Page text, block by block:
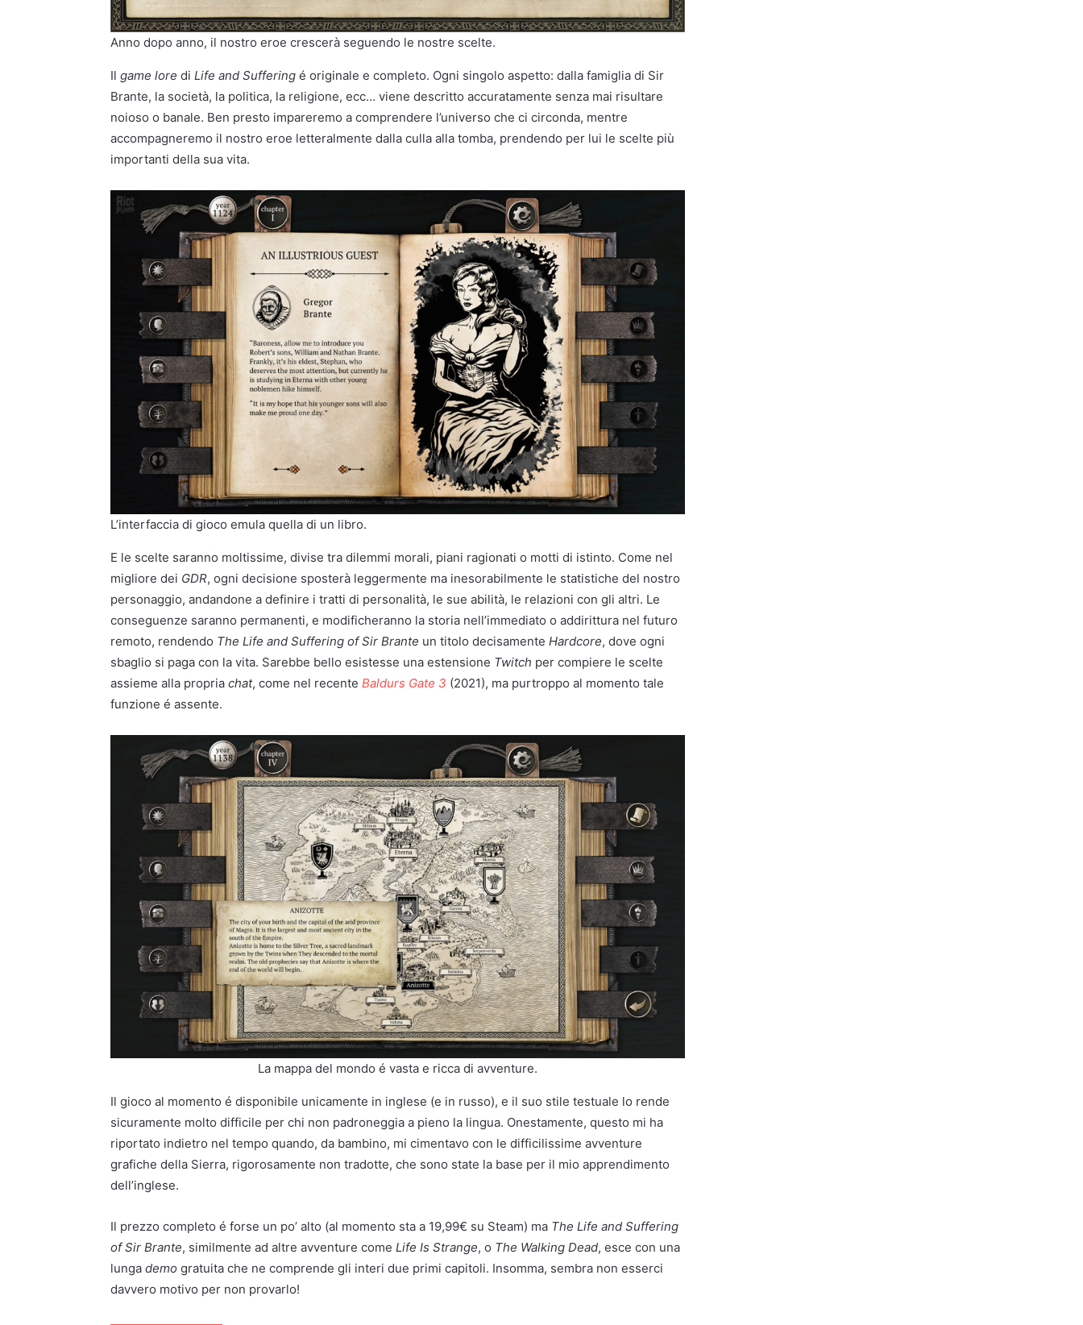
Anno dopo anno, il nostro eroe crescerà seguendo le nostre scelte.
Il game lore di Life and Suffering é originale e completo. Ogni singolo aspetto: dalla famiglia di Sir
Brante, la società, la politica, la religione, ecc… viene descritto accuratamente senza mai risultare
noioso o banale. Ben presto impareremo a comprendere l’universo che ci circonda, mentre
accompagneremo il nostro eroe letteralmente dalla culla alla tomba, prendendo per lui le scelte più
importanti della sua vita.
L’interfaccia di gioco emula quella di un libro.
E le scelte saranno moltissime, divise tra dilemmi morali, piani ragionati o motti di istinto. Come nel
migliore dei GDR, ogni decisione sposterà leggermente ma inesorabilmente le statistiche del nostro
personaggio, andandone a definire i tratti di personalità, le sue abilità, le relazioni con gli altri. Le
conseguenze saranno permanenti, e modificheranno la storia nell’immediato o addirittura nel futuro
remoto, rendendo The Life and Suffering of Sir Brante un titolo decisamente Hardcore, dove ogni
sbaglio si paga con la vita. Sarebbe bello esistesse una estensione Twitch per compiere le scelte
assieme alla propria chat, come nel recente Baldurs Gate 3 (2021), ma purtroppo al momento tale
funzione é assente.
La mappa del mondo é vasta e ricca di avventure.
Il gioco al momento é disponibile unicamente in inglese (e in russo), e il suo stile testuale lo rende
sicuramente molto difficile per chi non padroneggia a pieno la lingua. Onestamente, questo mi ha
riportato indietro nel tempo quando, da bambino, mi cimentavo con le difficilissime avventure
grafiche della Sierra, rigorosamente non tradotte, che sono state la base per il mio apprendimento
dell’inglese.
Il prezzo completo é forse un po’ alto (al momento sta a 19,99€ su Steam) ma The Life and Suffering
of Sir Brante, similmente ad altre avventure come Life Is Strange, o The Walking Dead, esce con una
lunga demo gratuita che ne comprende gli interi due primi capitoli. Insomma, sembra non esserci
davvero motivo per non provarlo!